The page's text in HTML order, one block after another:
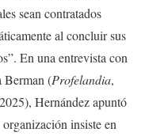
sean contratados
al concluir sus
En una entrevista con
Berman (Profelandia,
Hernández apuntó
organización insiste en